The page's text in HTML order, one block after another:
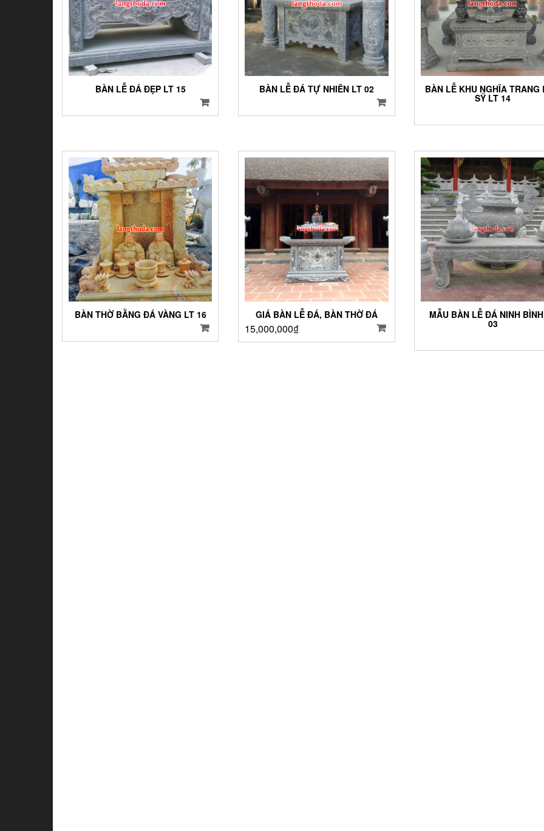
BÀN LỄ ĐÁ ĐẸP LT 15 BÀN LỄ ĐÁ TỰ NHIÊN LT 02 BÀN LỄ KHU NGHĨA TRANG
SỸ LT 14
BÀN THỜ BẰNG ĐÁ VÀNG LT 16 GIÁ BÀN LỄ ĐÁ, BÀN THỜ ĐÁ
15,000,000₫
MẪU BÀN LỄ ĐÁ NINH
03